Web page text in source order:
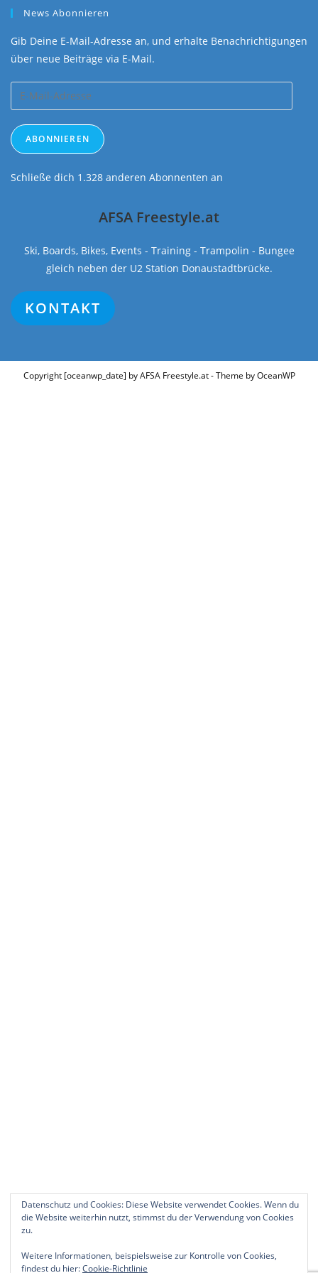
News Abonnieren
Gib Deine E-Mail-Adresse an, und erhalte Benachrichtigungen
über neue Beiträge via E-Mail.
Mail-
Adresse
ABONNIEREN
Schließe dich 1.328 anderen Abonnenten an
AFSA Freestyle.at
Ski, Boards, Bikes, Events - Training - Trampolin - Bungee
gleich neben der U2 Station Donaustadtbrücke.
KONTAKT
Copyright [oceanwp_date] by AFSA Freestyle.at - Theme by OceanWP
Datenschutz und Cookies: Diese Website verwendet Cookies. Wenn du
die Website weiterhin nutzt, stimmst du der Verwendung von Cookies
zu.
Weitere Informationen, beispielsweise zur Kontrolle von Cookies,
findest du hier:Cookie-Richtlinie